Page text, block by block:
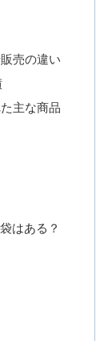
売の違い
主な商品
はある？